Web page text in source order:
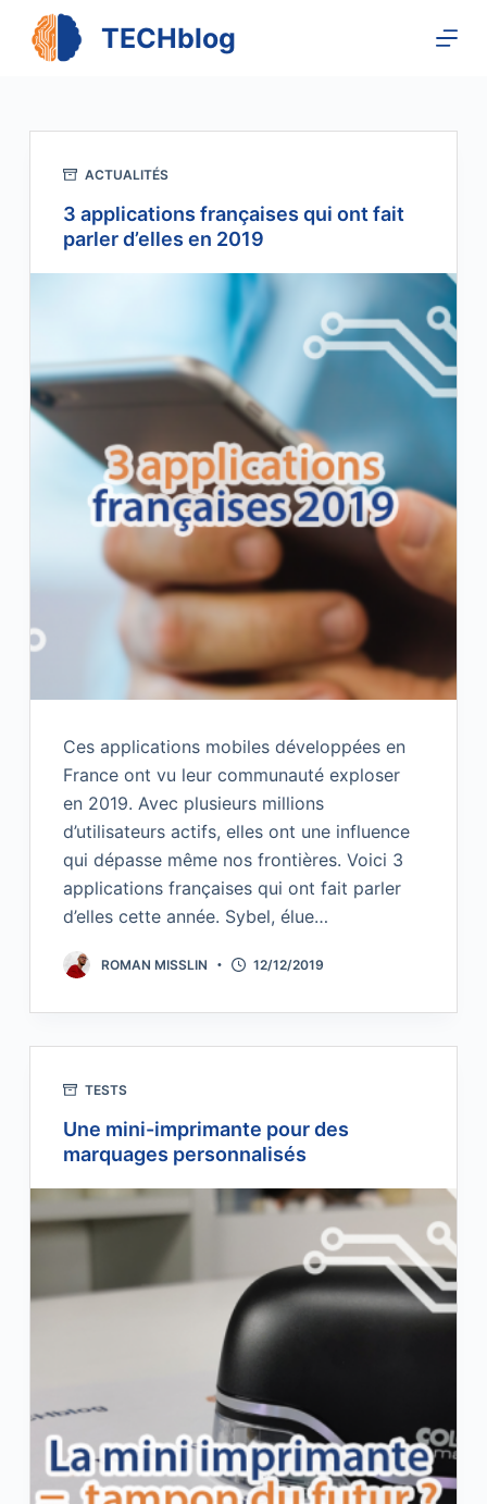
e
o
e
n
TECHblog
ACTUALITÉS
3 applications françaises qui ont fait
parler d’elles en 2019
Ces applications mobiles développées en
France ont vu leur communauté exploser
en 2019. Avec plusieurs millions
d’utilisateurs actifs, elles ont une influence
qui dépasse même nos frontières. Voici 3
applications françaises qui ont fait parler
d’elles cette année. Sybel, élue…
ROMAN MISSLIN 12/12/2019
TESTS
Une mini-imprimante pour des
marquages personnalisés